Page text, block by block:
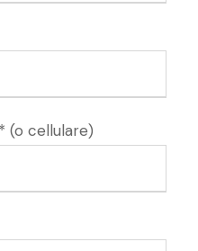
(o cellulare)